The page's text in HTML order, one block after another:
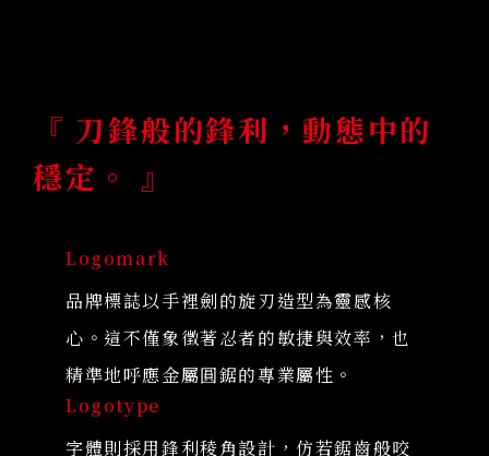
『 刀鋒般的鋒利，動態中的
穩定。 』
Logomark
品牌標誌以手裡劍的旋刃造型為靈感核
心。這不僅象徵著忍者的敏捷與效率，也
精準地呼應金屬圓鋸的專業屬性。
Logotype
字體則採用鋒利稜角設計，仿若鋸齒般咬